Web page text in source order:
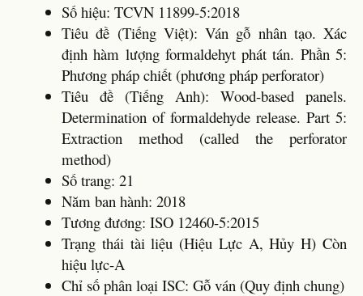
Số hiệu: TCVN 11899-5:2018
Tiêu đề (Tiếng Việt): Ván gỗ nhân tạo. Xác
định hàm lượng formaldehyt phát tán. Phần 5:
Phương pháp chiết (phương pháp perforator)
Tiêu đề (Tiếng Anh): Wood-based panels.
Determination of formaldehyde release. Part 5:
Extraction method (called the perforator
method)
Số trang: 21
Năm ban hành: 2018
Tương đương: ISO 12460-5:2015
Trạng thái tài liệu (Hiệu Lực A, Hủy H) Còn
hiệu lực-A
Chỉ số phân loại ISC: Gỗ ván (Quy định chung)